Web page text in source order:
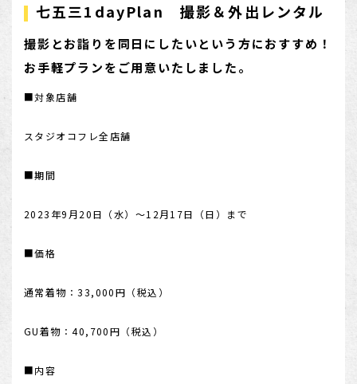
家族写真・記念写真
1歳誕生日
誕生日
100日祝い・お食い初め
桃の節句・端午の節句
赤ちゃん撮影・ベビーフォト
店舗を探す
七五三1dayPlan 撮影＆外出レンタル
撮影とお詣りを同日にしたいという方におすすめ！
お手軽プランをご用意いたしました。
■対象店舗
スタジオコフレ全店舗
■期間
2023年9月20日（水）～12月17日（日）まで
■価格
通常着物：33,000円（税込）
GU着物：40,700円（税込）
■内容